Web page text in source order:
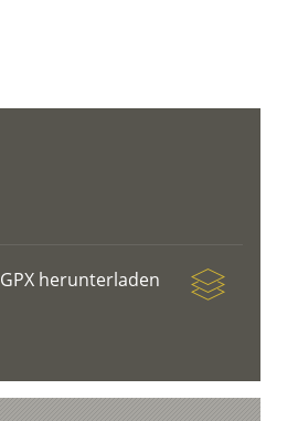
GPX herunterladen